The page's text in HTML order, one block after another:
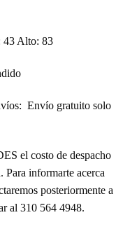
43 Alto: 83
Envío gratuito solo
el costo de despacho
Para informarte acerca
posteriormente a
al 310 564 4948.